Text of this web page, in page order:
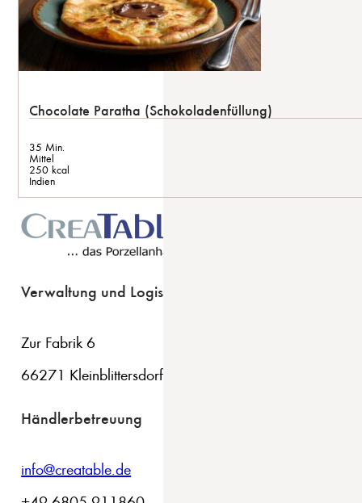
Chocolate Paratha (Schokoladenfüllung)
35 Min.
Mittel
250 kcal
Indien
Verwaltung und Logistik
Zur Fabrik 6
66271 Kleinblittersdorf
Händlerbetreuung
info@creatable.de